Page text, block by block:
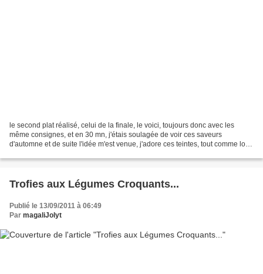
le second plat réalisé, celui de la finale, le voici, toujours donc avec les
même consignes, et en 30 mn, j'étais soulagée de voir ces saveurs
d'automne et de suite l'idée m'est venue, j'adore ces teintes, tout comme lors
Trofies aux Légumes Croquants...
Publié le 13/09/2011 à 06:49
Par magaliJolyt